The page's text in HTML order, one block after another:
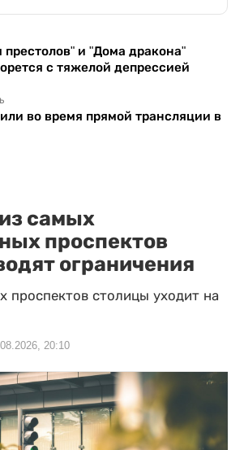
престолов" и "Дома дракона"
с тяжелой депрессией
во время прямой трансляции в
самых
проспектов
ограничения
проспектов столицы уходит на
20:10